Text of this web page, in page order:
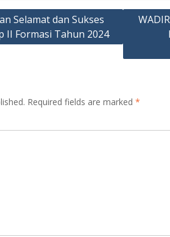
Selamat dan Sukses
II Formasi Tahun 2024
Required fields are marked *